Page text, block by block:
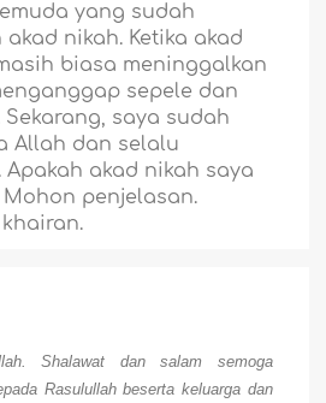
yang sudah
nikah. Ketika akad
biasa meninggalkan
sepele dan
saya sudah
Allah dan selalu
akad nikah saya
penjelasan.
Shalawat dan salam semoga
Rasulullah beserta keluarga dan